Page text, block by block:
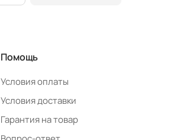
Помощь
Условия оплаты
Условия доставки
Гарантия на товар